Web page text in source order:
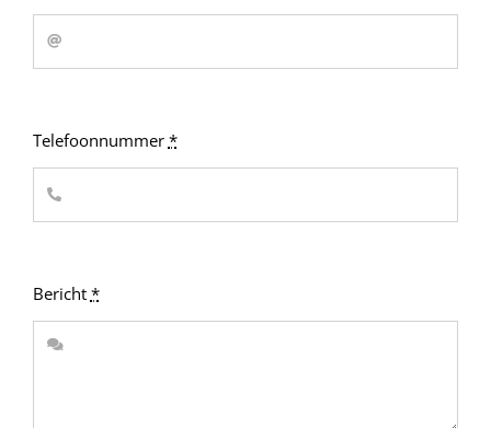
Telefoonnummer *
Bericht *